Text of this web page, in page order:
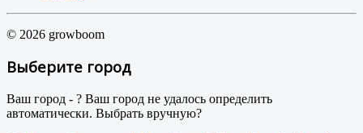
© 2026 growboom
Выберите город
Ваш город - ? Ваш город не удалось определить
автоматически. Выбрать вручную?